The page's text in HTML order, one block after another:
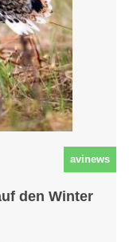
avinews
den Winter